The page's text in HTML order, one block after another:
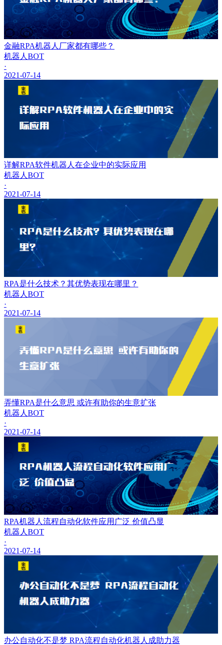
金融RPA机器人厂家都有哪些？
机器人BOT
·
2021-07-14
详解RPA软件机器人在企业中的实际应用
机器人BOT
·
2021-07-14
RPA是什么技术？其优势表现在哪里？
机器人BOT
·
2021-07-14
弄懂RPA是什么意思 或许有助你的生意扩张
机器人BOT
·
2021-07-14
RPA机器人流程自动化软件应用广泛 价值凸显
机器人BOT
·
2021-07-14
办公自动化不是梦 RPA流程自动化机器人成助力器